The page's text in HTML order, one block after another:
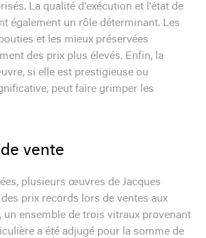
La qualité d'exécution et l'état de
également un rôle déterminant. Les
et les mieux préservées
des prix plus élevés. Enfin, la
si elle est prestigieuse ou
peut faire grimper les
vente
plusieurs œuvres de Jacques
prix records lors de ventes aux
un ensemble de trois vitraux provenant
a été adjugé pour la somme de